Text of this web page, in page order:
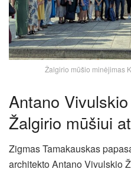
Žalgirio mūšio minėjimas
Antano
Žalgirio mūšiui
Zigmas Tamakauskas
architekto Antano Vivulskio